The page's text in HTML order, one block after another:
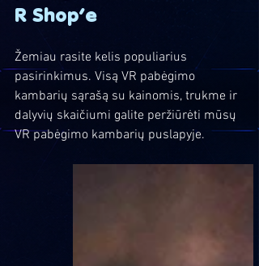
R Shop’e
Žemiau rasite kelis populiarius
pasirinkimus. Visą VR pabėgimo
kambarių sąrašą su kainomis, trukme ir
dalyvių skaičiumi galite peržiūrėti mūsų
VR pabėgimo kambarių puslapyje.